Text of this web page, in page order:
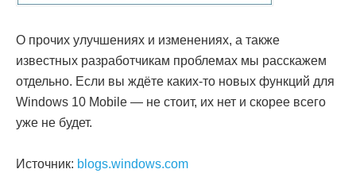
О прочих улучшениях и изменениях, а также
известных разработчикам проблемах мы расскажем
отдельно. Если вы ждёте каких-то новых функций для
Windows 10 Mobile — не стоит, их нет и скорее всего
уже не будет.
Источник: blogs.windows.com